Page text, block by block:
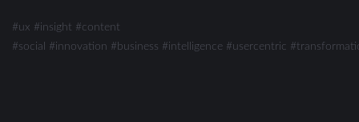
#ux #insight #content
#social #innovation #business #intelligence #usercentric